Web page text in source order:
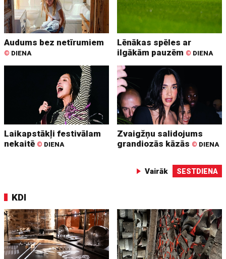
Audums bez netīrumiem
© DIENA
Lēnākas spēles ar
ilgākām pauzēm © DIENA
Laikapstākļi festivālam
nekaitē © DIENA
Zvaigžņu salidojums
grandiozās kāzās © DIENA
Vairāk SESTDIENA
KDI